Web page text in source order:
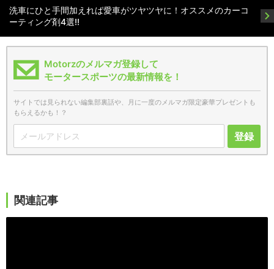
洗車にひと手間加えれば愛車がツヤツヤに！オススメのカーコ
ーティング剤4選!!
Motorzのメルマガ登録して
モータースポーツの最新情報を！
サイトでは見られない編集部裏話や、月に一度のメルマガ限定豪華プレゼントも
もらえるかも！？
登録
関連記事